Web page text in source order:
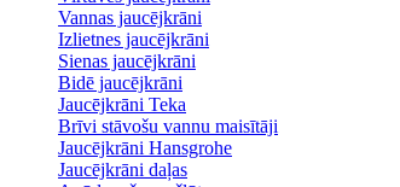
Vannas jaucējkrāni
Izlietnes jaucējkrāni
Sienas jaucējkrāni
Bidē jaucējkrāni
Jaucējkrāni Teka
Brīvi stāvošu vannu maisītāji
Jaucējkrāni Hansgrohe
Jaucējkrāni daļas